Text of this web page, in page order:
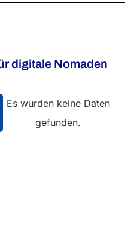
digitale Nomaden
Es wurden keine Daten
gefunden.